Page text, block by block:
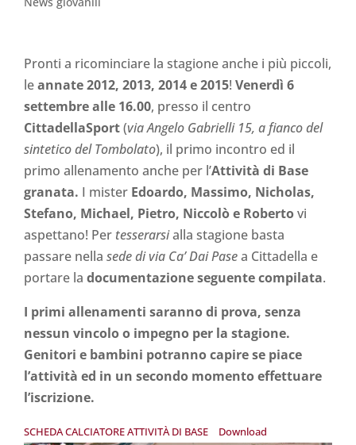
Pronti a ricominciare la stagione anche i più piccoli,
leannate 2012, 2013, 2014 e 2015! Venerdì 6
settembre alle 16.00, presso il centro
CittadellaSport(via Angelo Gabrielli 15, a fianco del
sintetico del Tombolato), il primo incontro ed il
primo allenamento anche per l’Attività di Base
granata. I mister Edoardo, Massimo, Nicholas,
Stefano, Michael, Pietro, Niccolò e Robertovi
aspettano! Per tesserarsialla stagione basta
passare nella sede di via Ca’ Dai Pasea Cittadella e
portare la documentazione seguente compilata.
I primi allenamenti saranno di prova, senza
nessun vincolo o impegno per la stagione.
Genitori e bambini potranno capire se piace
l’attività ed in un secondo momento effettuare
l’iscrizione.
SCHEDA CALCIATORE ATTIVITÀ DI BASE Download